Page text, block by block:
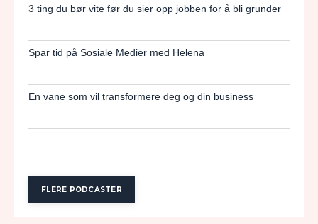
3 ting du bør vite før du sier opp jobben for å bli grunder
Spar tid på Sosiale Medier med Helena
En vane som vil transformere deg og din business
FLERE PODCASTER